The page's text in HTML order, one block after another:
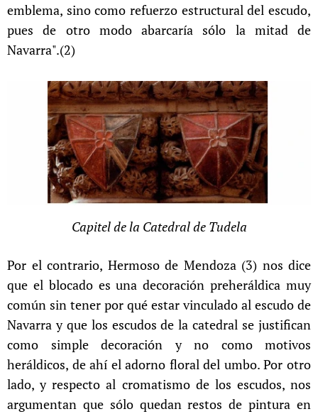
emblema, sino como refuerzo estructural del escudo,
pues de otro modo abarcaría sólo la mitad de
Navarra".(2)
Capitel de la Catedral de Tudela
Por el contrario, Hermoso de Mendoza (3) nos dice
que el blocado es una decoración preheráldica muy
común sin tener por qué estar vinculado al escudo de
Navarra y que los escudos de la catedral se justifican
como simple decoración y no como motivos
heráldicos, de ahí el adorno floral del umbo. Por otro
lado, y respecto al cromatismo de los escudos, nos
argumentan que sólo quedan restos de pintura en